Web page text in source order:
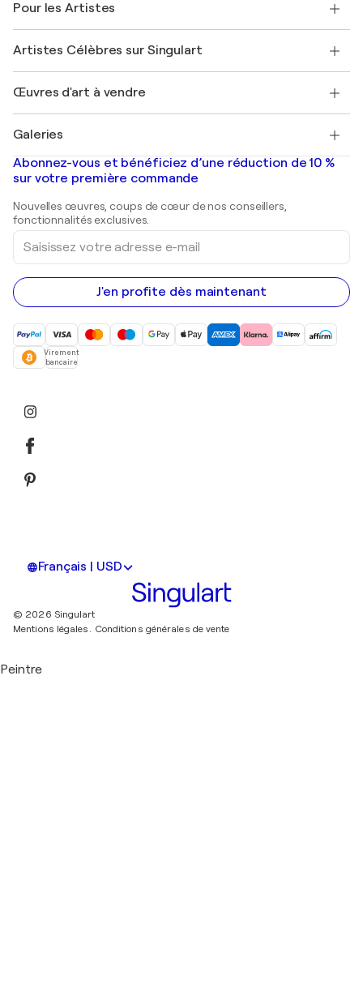
Offrir une carte cadeau
Rejoignez notre programme commercial
Mon compte
+33 1 76 44 06 42
FAQ
Magazine Singulart
Emplois
Découvrez une sélection d'art original
Pour les Artistes
Se connecter en tant qu'Artiste
Artistes Célèbres sur Singulart
Marc Chagall
Banksy
Mr. Brainwash
Shepard Fairey
Œuvres d'art à vendre
Tableaux abstraits à vendre
Peintures de paysage
Estampes
Peintures acryliques
Galeries
Galeries d'art en France
Galeries d'art en Belgique
Abonnez-vous et bénéficiez d’une réduction de 10 %
sur votre première commande
Nouvelles œuvres, coups de cœur de nos conseillers,
fonctionnalités exclusives.
Saisissez
votre
adresse
e-
mail
J'en profite dès maintenant
Virement
bancaire
Français | USD
© 2026 Singulart
Mentions légales. Conditions générales de vente
Peintre